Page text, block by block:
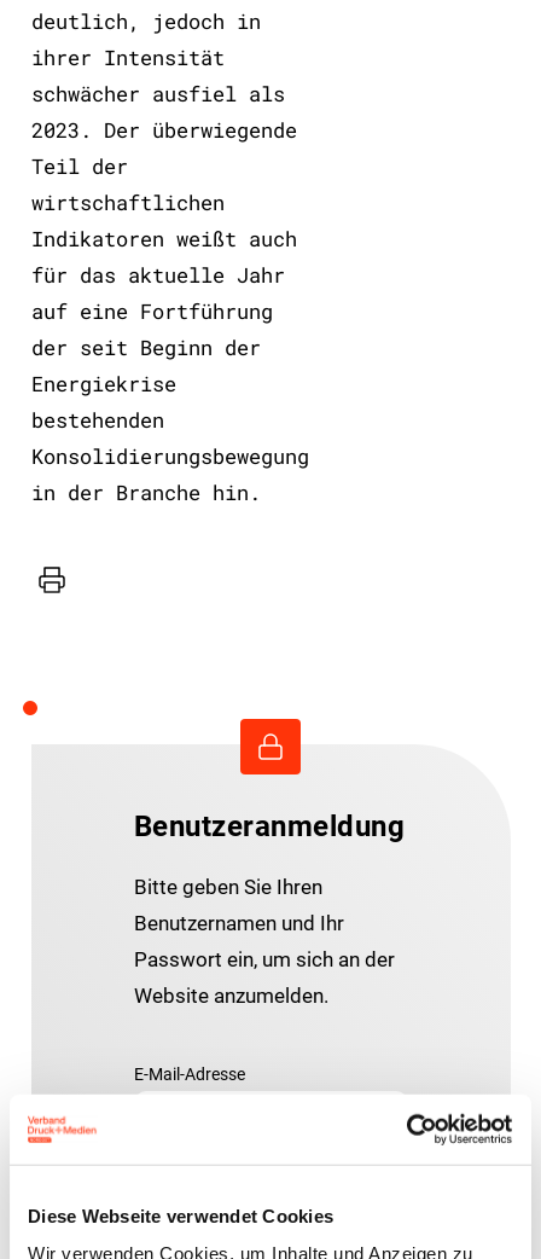
Diese Webseite verwendet Cookies
Wir verwenden Cookies, um Inhalte und Anzeigen zu
deutlich, jedoch in
ihrer Intensität
schwächer ausfiel als
2023. Der überwiegende
Teil der
wirtschaftlichen
Indikatoren weißt auch
für das aktuelle Jahr
auf eine Fortführung
der seit Beginn der
Energiekrise
bestehenden
Konsolidierungsbewegung
in der Branche hin.
Drucker
Benutzeranmeldung
Bitte geben Sie Ihren
Benutzernamen und Ihr
Passwort ein, um sich an der
Website anzumelden.
E-Mail-Adresse